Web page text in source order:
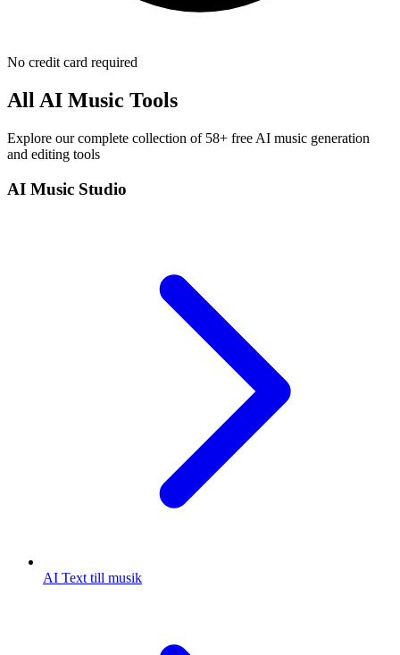
No credit card required
All AI Music Tools
Explore our complete collection of 58+ free AI music generation
and editing tools
AI Music Studio
AI Text till musik